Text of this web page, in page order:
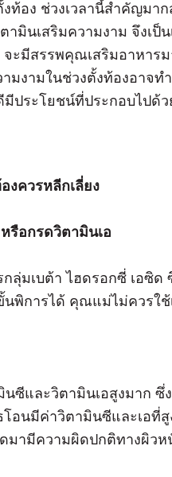
ท้อง ช่วงเวลานี้สำคัญมา
มินเสริมความงาม จึงเป็
ะมีสรรพคุณเสริมอาหาร
ามงามในช่วงตั้งท้องอาจ
ประโยชน์ที่ประกอบไปด้
ควรหลีกเลี่ยง
รือกรดวิตามินเอ
ลุ่มเบต้า ไฮดรอกซี่ เอซิด
นพิการได้ คุณแม่ไม่ควรใ
นซีและวิตามินเอสูงมาก
โอนมีค่าวิตามินซีและเอที่
มามีความผิดปกติทางผิวห